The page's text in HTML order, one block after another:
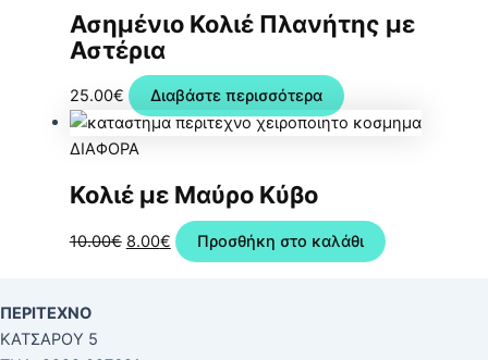
Ασημένιο Κολιέ Πλανήτης με
Αστέρια
25.00€ Διαβάστε περισσότερα
ΔΙΑΦΟΡΑ
Κολιέ με Μαύρο Κύβο
10.00€ Original
8.00€Η
τρέχουσα
Προσθήκη στο καλάθι
ΠΕΡΙΤΕΧΝΟ
ΚΑΤΣΑΡΟΥ 5